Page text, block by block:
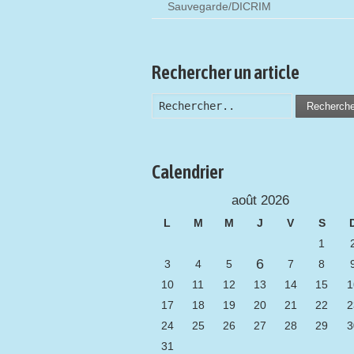
Sauvegarde/DICRIM
Rechercher un article
Calendrier
août 2026
L M M J V S
1
3
4 5 6 7 8
10
11 12 13 14 15
17
18 19 20 21 22
24
25 26 27 28 29
31